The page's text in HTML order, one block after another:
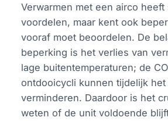
Verwarmen met een airco heeft
voordelen, maar kent ook
vooraf moet beoordelen. De
beperking is het verlies van
lage buitentemperaturen; de
ontdooicycli kunnen tijdelijk het
verminderen. Daardoor is het
weten of de unit voldoende